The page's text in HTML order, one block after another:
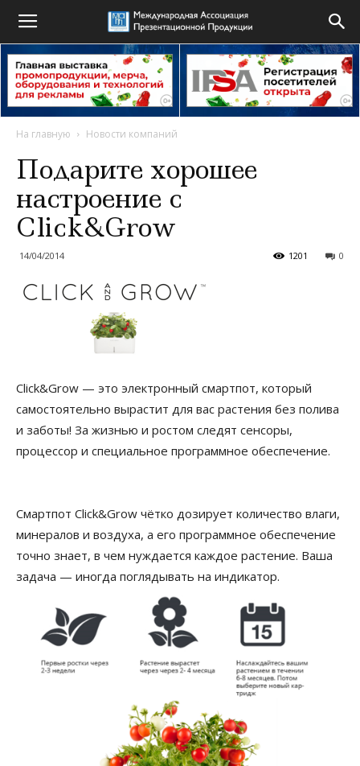
На главную Новости компаний
Подарите хорошее
настроение c
Click&Grow
14/04/2014 0
1201
Click&Grow — это электронный смартпот, который
самостоятельно вырастит для вас растения без полива
и заботы! За жизнью и ростом следят сенсоры,
процессор и специальное программное обеспечение.
Смартпот Click&Grow чётко дозирует количество влаги,
минералов и воздуха, а его программное обеспечение
точно знает, в чем нуждается каждое растение. Ваша
задача — иногда поглядывать на индикатор.